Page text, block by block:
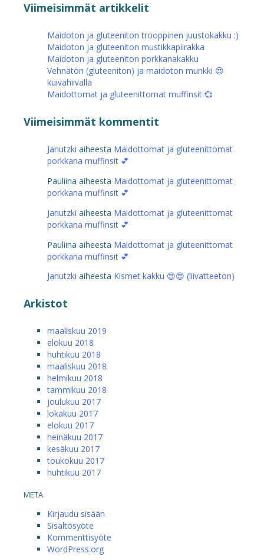
Viimeisimmät artikkelit
Maidoton ja gluteeniton trooppinen juustokakku :)
Maidoton ja gluteeniton mustikkapiirakka
Maidoton ja gluteeniton porkkanakakku
Vehnätön (gluteeniton) ja maidoton munkki 😍
kuivahiivalla
Maidottomat ja gluteenittomat muffinsit 💞
Viimeisimmät kommentit
Janutzki aiheesta Maidottomat ja gluteenittomat
porkkana muffinsit 💕
Pauliina aiheesta Maidottomat ja gluteenittomat
porkkana muffinsit 💕
Janutzki aiheesta Maidottomat ja gluteenittomat
porkkana muffinsit 💕
Pauliina aiheesta Maidottomat ja gluteenittomat
porkkana muffinsit 💕
Janutzki aiheesta Kismet kakku 😍😍 (liivatteeton)
Arkistot
maaliskuu 2019
elokuu 2018
huhtikuu 2018
maaliskuu 2018
helmikuu 2018
tammikuu 2018
joulukuu 2017
lokakuu 2017
elokuu 2017
heinäkuu 2017
kesäkuu 2017
toukokuu 2017
huhtikuu 2017
META
Kirjaudu sisään
Sisältösyöte
Kommenttisyöte
WordPress.org